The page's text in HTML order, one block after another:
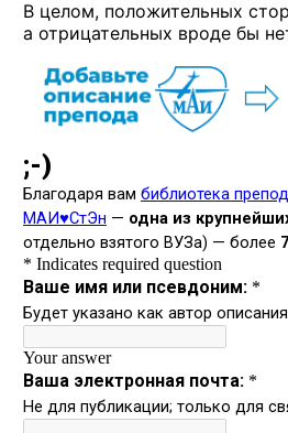
В целом, положительных
а отрицательных вроде бы